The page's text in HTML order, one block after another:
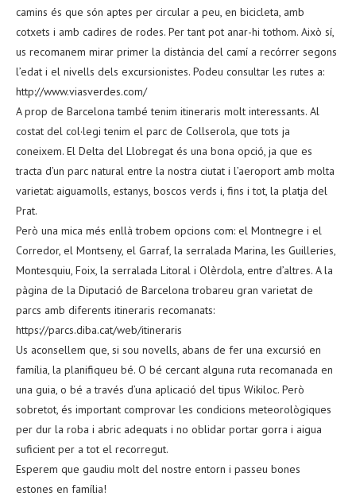
camins és que són aptes per circular a peu, en bicicleta, amb
cotxets i amb cadires de rodes. Per tant pot anar-hi tothom. Això sí,
us recomanem mirar primer la distància del camí a recórrer segons
l’edat i el nivells dels excursionistes. Podeu consultar les rutes a:
http://www.viasverdes.com/
A prop de Barcelona també tenim itineraris molt interessants. Al
costat del col·legi tenim el parc de Collserola, que tots ja
coneixem. El Delta del Llobregat és una bona opció, ja que es
tracta d’un parc natural entre la nostra ciutat i l’aeroport amb molta
varietat: aiguamolls, estanys, boscos verds i, fins i tot, la platja del
Prat.
Però una mica més enllà trobem opcions com: el Montnegre i el
Corredor, el Montseny, el Garraf, la serralada Marina, les Guilleries,
Montesquiu, Foix, la serralada Litoral i Olèrdola, entre d’altres. A la
pàgina de la Diputació de Barcelona trobareu gran varietat de
parcs amb diferents itineraris recomanats:
https://parcs.diba.cat/web/itineraris
Us aconsellem que, si sou novells, abans de fer una excursió en
família, la planifiqueu bé. O bé cercant alguna ruta recomanada en
una guia, o bé a través d’una aplicació del tipus Wikiloc. Però
sobretot, és important comprovar les condicions meteorològiques
per dur la roba i abric adequats i no oblidar portar gorra i aigua
suficient per a tot el recorregut.
Esperem que gaudiu molt del nostre entorn i passeu bones
estones en família!